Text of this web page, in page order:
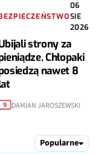
06
SIE
2026
strony za
Chłopaki
nawet 8
9 DAMIAN JAROSZEWSKI
Popularne